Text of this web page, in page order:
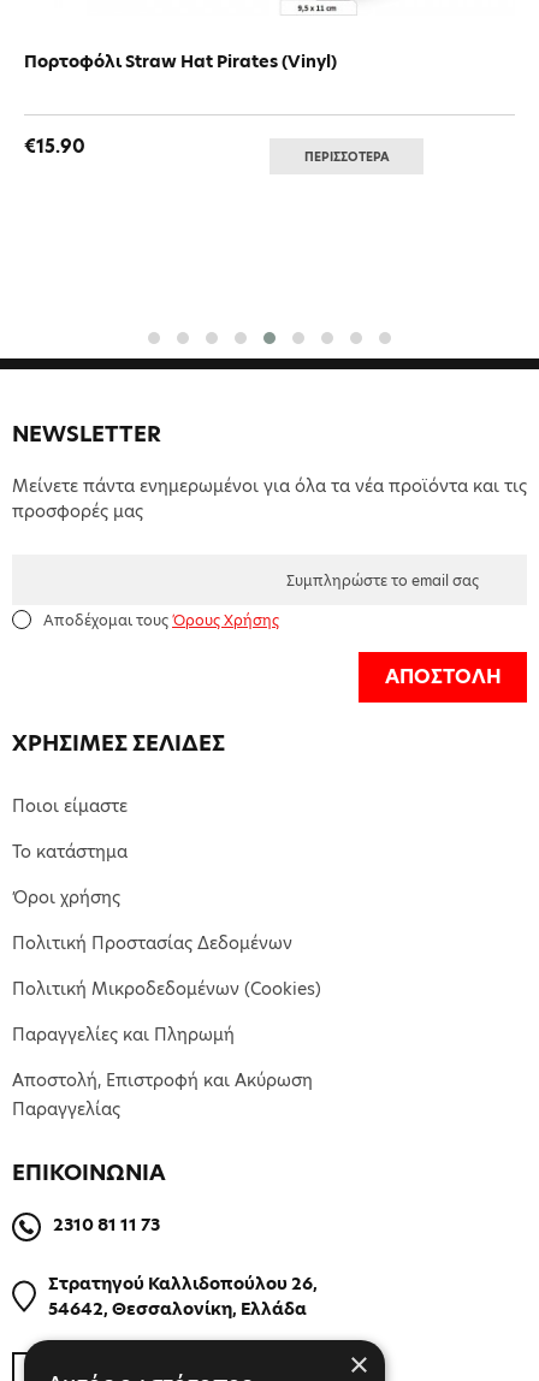
Πορτοφόλι Straw Hat Pirates (Vinyl)
€15.90 ΠΕΡΙΣΣΟΤΕΡΑ
ΕΠΙΚΟΙΝΩΝΙΑ
2310 81 11 73
Στρατηγού Καλλιδοπούλου 26,
54642, Θεσσαλονίκη, Ελλάδα
ΧΡΗΣΙΜΕΣ ΣΕΛΙΔΕΣ
Ποιοι είμαστε
Το κατάστημα
Όροι χρήσης
Πολιτική Προστασίας Δεδομένων
Πολιτική Μικροδεδομένων (Cookies)
Παραγγελίες και Πληρωμή
Αποστολή, Επιστροφή και Ακύρωση
Παραγγελίας
NEWSLETTER
Μείνετε πάντα ενημερωμένοι για όλα τα νέα προϊόντα και τις
προσφορές μας
Αποδέχομαι τουςΌρους Χρήσης
ΑΠΟΣΤΟΛΗ
×